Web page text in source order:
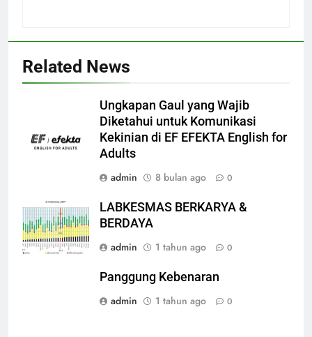
Related News
Ungkapan Gaul yang Wajib
Diketahui untuk Komunikasi
Kekinian di EF EFEKTA English for
Adults
admin
8 bulan ago 0
LABKESMAS BERKARYA &
BERDAYA
admin
1 tahun ago 0
Panggung Kebenaran
admin
1 tahun ago 0